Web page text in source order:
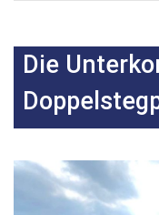
Die